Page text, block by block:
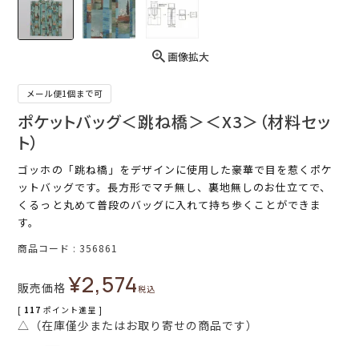
画像拡大
メール便1個まで可
ポケットバッグ＜跳ね橋＞＜X3＞（材料セッ
ト）
ゴッホの「跳ね橋」をデザインに使用した豪華で目を惹くポケ
ットバッグです。長方形でマチ無し、裏地無しのお仕立てで、
くるっと丸めて普段のバッグに入れて持ち歩くことができま
す。
商品コード 356861
販売価格 ¥2,574税込
[ 117 ポイント進呈 ]
△（在庫僅少またはお取り寄せの商品です）